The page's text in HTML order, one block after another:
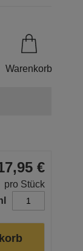
Warenkorb
€
pro Stück